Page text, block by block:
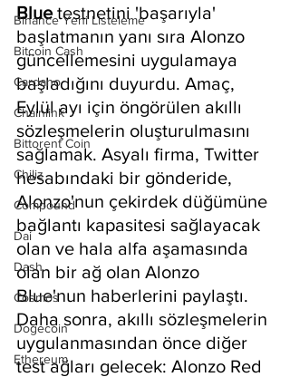
Binance Yeni Listeleme
Bitcoin Cash
Cardano
Chainlink
Bittorent Coin
Chiliz
Compound
Dai
Dash
Cosmos
Dogecoin
Ethereum
Blue testnetini 'başarıyla'
başlatmanın yanı sıra Alonzo
güncellemesini uygulamaya
başladığını duyurdu. Amaç,
Eylül ayı için öngörülen akıllı
sözleşmelerin oluşturulmasını
sağlamak. Asyalı firma, Twitter
hesabındaki bir gönderide,
Alonzo'nun çekirdek düğümüne
bağlantı kapasitesi sağlayacak
olan ve hala alfa aşamasında
olan bir ağ olan Alonzo
Blue'nun haberlerini paylaştı.
Daha sonra, akıllı sözleşmelerin
uygulanmasından önce diğer
test ağları gelecek: Alonzo Red